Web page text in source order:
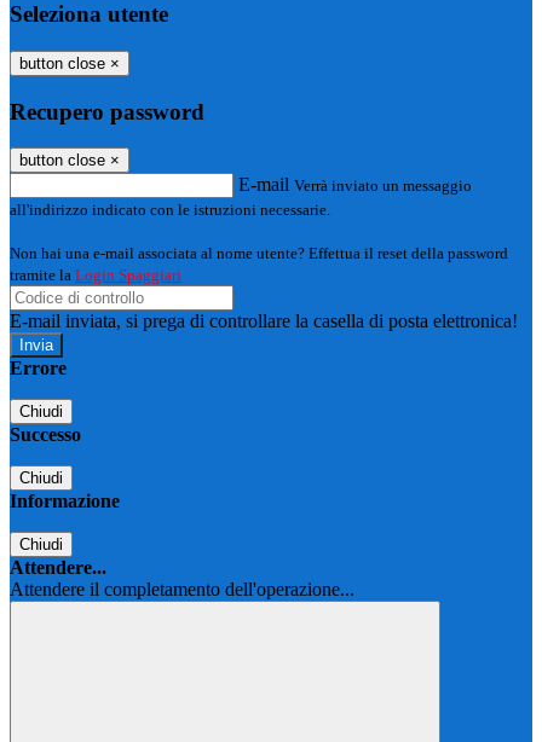
Seleziona utente
button close ×
Recupero password
button close ×
E-mail Verrà inviato un messaggio
all'indirizzo indicato con le istruzioni necessarie.
Non hai una e-mail associata al nome utente? Effettua il reset della password
tramite la Login Spaggiari
E-mail inviata, si prega di controllare la casella di posta elettronica!
Errore
Chiudi
Successo
Chiudi
Informazione
Chiudi
Attendere...
Attendere il completamento dell'operazione...